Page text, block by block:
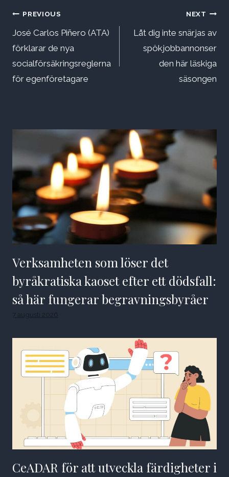
Inläggsnavigering
PREVIOUS
José Carlos Piñero (ATA)
förklarar de nya
socialförsäkringsreglerna
för egenföretagare
NEXT
Låt dig inte snärjas av
spökjobbannonser
den här läskiga
säsongen
Verksamheten som löser det
byråkratiska kaoset efter ett dödsfall:
så här fungerar begravningsbyråer
7 augusti 2026
CeADAR för att utveckla färdigheter i